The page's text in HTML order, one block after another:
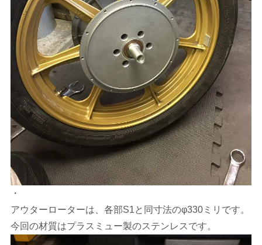
・
アウターローターは、各部S1と同寸法のφ330ミリです。
今回の材質はプラスミュー製のステンレスです。